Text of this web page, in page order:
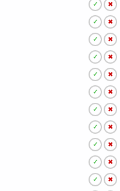
✓ ✖
✓ ✖
✓ ✖
✓ ✖
✓ ✖
✓ ✖
✓ ✖
✓ ✖
✓ ✖
✓ ✖
✓ ✖